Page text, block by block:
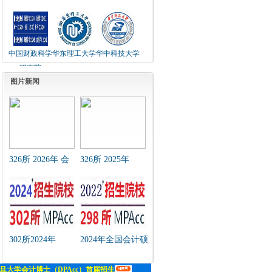
中国财政科学
研究院
华东理工大学华中科技大学
图片新闻
326所 2026年 会
招生简章 汇总
326所 2025年
近年招生复试分数
线汇总
302所2024年
线汇总
2024年全国会计硕
表
大学会计博士（DPAcc）首届招生